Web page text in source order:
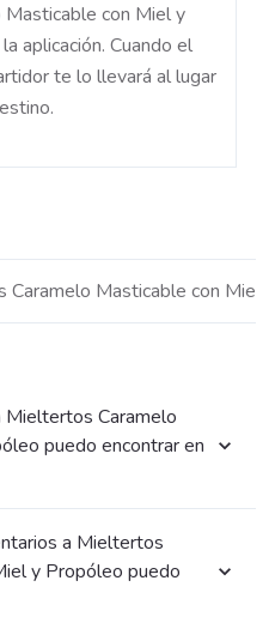
con Miel y
aplicación. Cuando el
te lo llevará al lugar
Caramelo Masticable con Miel
Mieltertos Caramelo
puedo encontrar en
a Mieltertos
y Propóleo puedo